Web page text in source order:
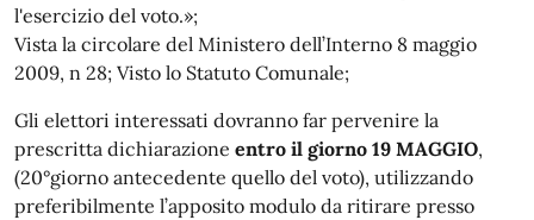
l'esercizio del voto.»;
Vista la circolare del Ministero dell’Interno 8 maggio
2009, n 28; Visto lo Statuto Comunale;
Gli elettori interessati dovranno far pervenire la
prescritta dichiarazione entro il giorno 19 MAGGIO,
(20°giorno antecedente quello del voto), utilizzando
preferibilmente l’apposito modulo da ritirare presso